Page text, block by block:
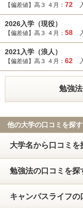
【偏差値】高３ ４月： 72
2026入学（現役）
【偏差値】高３ ４月： 58
2021入学（浪人）
【偏差値】高３ ４月： 62
勉強
他の大学の口コミを探す
大学名から口コミを
勉強法の口コミを探
キャンパスライフの